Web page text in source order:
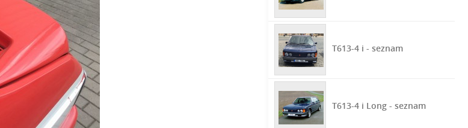
T613-4 i - seznam
T613-4 i Long - seznam